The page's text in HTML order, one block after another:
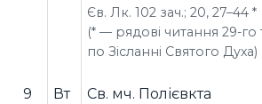
Єв. Лк. 102 зач.; 20, 27–44 *
(* — рядові читання 29-го
по Зісланні Святого Духа)
9 Вт Св. мч. Полієвкта